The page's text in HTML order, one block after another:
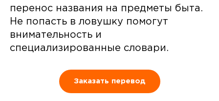
перенос названия на предметы быта.
Не попасть в ловушку помогут
внимательность и
специализированные словари.
Заказать перевод